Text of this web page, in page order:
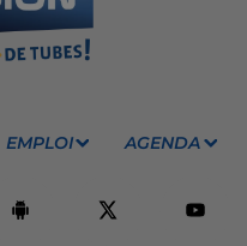
EMPLOI AGENDA